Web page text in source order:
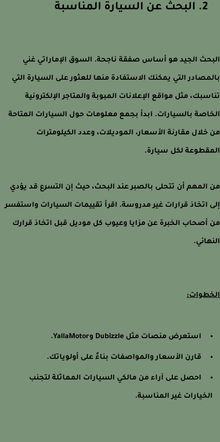
الجيد هو أساس صفقة ناجحة. السوق الإماراتي غني
التي يمكنك الاستفادة منها للعثور على السيارة التي
مثل مواقع الإعلانات المبوبة والمتاجر الإلكترونية
بالسيارات. ابدأ بجمع معلومات حول السيارات المتاحة
مقارنة الأسعار، الموديلات، وعدد الكيلومترات
لكل سيارة.
المهم أن تتحلى بالصبر عند البحث، حيث إن التسرع قد يؤدي
اتخاذ قرارات غير مدروسة. اقرأ تقييمات السيارات واستفسر
أصحاب الخبرة عن مزايا وعيوب كل موديل قبل اتخاذ قرارك
استعرض منصات مثل Dubizzle وYallaMotor.
قارن الأسعار والمواصفات بناءً على أولوياتك.
احصل على آراء من مالكي السيارات المماثلة لتجنب
غير المناسبة.